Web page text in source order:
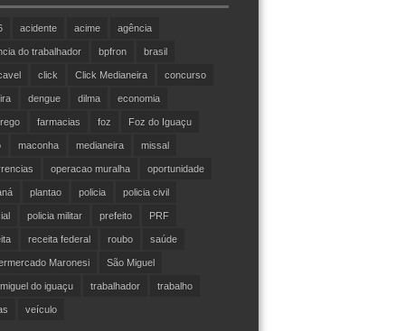
acidente acime agência
do trabalhador bpfron brasil
click Click Medianeira concurso
dengue dilma economia
farmacias foz Foz do Iguaçu
maconha medianeira missal
operacao muralha oportunidade
plantao policia policia civil
policia militar prefeito PRF
receita federal roubo saúde
Maronesi São Miguel
do iguaçu trabalhador trabalho
veículo